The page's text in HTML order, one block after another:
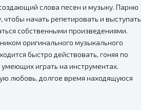
слова песен и музыку. Парню
чтобы начать репетировать и выступать
собственными произведениями.
оригинального музыкального
быстро действовать, гоняя по
играть на инструментах.
любовь, долгое время находящуюся